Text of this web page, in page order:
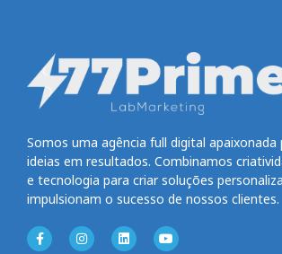
Somos uma agência full digital
ideias em resultados. Combinamos
e tecnologia para criar soluções
impulsionam o sucesso de nossos clientes.